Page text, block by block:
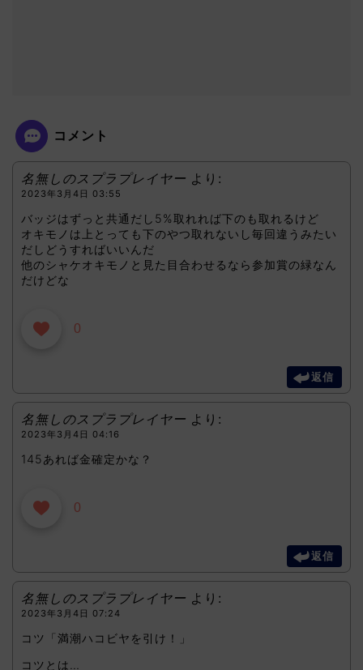
コメント
名無しのスプラプレイヤー より:
2023年3月4日 03:55
バッジはずっと共通だし5%取れれば下のも取れるけど
オキモノは上とっても下のやつ取れないし毎回違うみたい
だしどうすればいいんだ
他のシャケオキモノと見た目合わせるなら参加賞の緑なん
だけどな
0
返信
名無しのスプラプレイヤー より:
2023年3月4日 04:16
145あれば金確定かな？
0
返信
名無しのスプラプレイヤー より:
2023年3月4日 07:24
コツ「満潮ハコビヤを引け！」
コツとは…